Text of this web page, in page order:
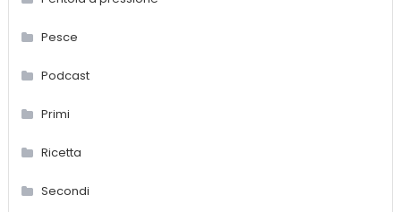
Pesce
Podcast
Primi
Ricetta
Secondi